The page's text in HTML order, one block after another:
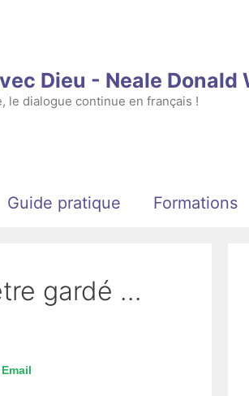
Dieu - Neale Donald
le dialogue continue en français !
Guide pratique Formations
gardé …
Email